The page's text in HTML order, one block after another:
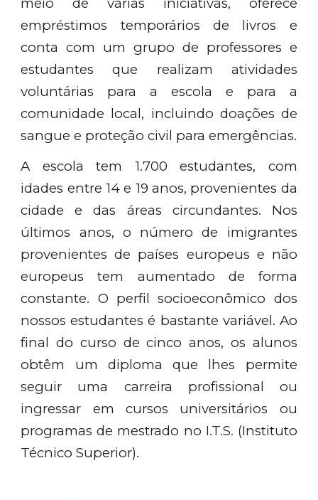
empréstimos temporários de livros e
conta com um grupo de professores e
estudantes que realizam atividades
voluntárias para a escola e para a
comunidade local, incluindo doações de
sangue e proteção civil para emergências.
A escola tem 1.700 estudantes, com
idades entre 14 e 19 anos, provenientes da
cidade e das áreas circundantes. Nos
últimos anos, o número de imigrantes
provenientes de países europeus e não
europeus tem aumentado de forma
constante. O perfil socioeconômico dos
nossos estudantes é bastante variável. Ao
final do curso de cinco anos, os alunos
obtêm um diploma que lhes permite
seguir uma carreira profissional ou
ingressar em cursos universitários ou
programas de mestrado no I.T.S. (Instituto
Técnico Superior).